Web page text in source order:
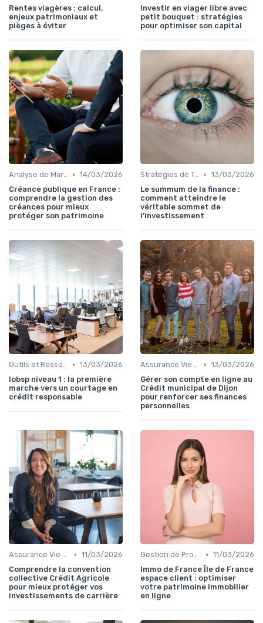
Rentes viagères : calcul,
enjeux patrimoniaux et
pièges à éviter
Investir en viager libre avec
petit bouquet : stratégies
pour optimiser son capital
Analyse de Marché • 14/03/2026
Créance publique en France :
comprendre la gestion des
créances pour mieux
protéger son patrimoine
Stratégies de Trading • 13/03/2026
Le summum de la finance :
comment atteindre le
véritable sommet de
l’investissement
Outils et Ressources Financières • 13/03/2026
Iobsp niveau 1 : la première
marche vers un courtage en
crédit responsable
Assurance Vie et Épargne • 13/03/2026
Gérer son compte en ligne au
Crédit municipal de Dijon
pour renforcer ses finances
personnelles
Assurance Vie et Épargne • 11/03/2026
Comprendre la convention
collective Crédit Agricole
pour mieux protéger vos
investissements de carrière
Gestion de Propriété • 11/03/2026
Immo de France Île de France
espace client : optimiser
votre patrimoine immobilier
en ligne